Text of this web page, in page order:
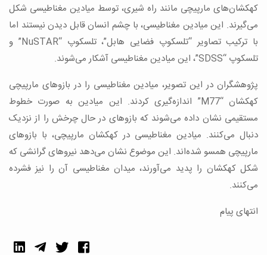
کهکشان‌های مارپیچی مانند راه شیری، توسط میادین مغناطیسی شکل
می‌گیرند. این میادین مغناطیسی، با چشم انسان قابل دیدن نیستند اما
با ترکیب تصاویر “تلسکوپ فضایی هابل”، تلسکوپ “NuSTAR” و
تلسکوپ “SDSS”، این میادین مغناطیسی آشکار می‌شوند.
پژوهشگران در این تصویر، میادین مغناطیسی را در بازوهای مارپیچی
کهکشان “M77” اندازه‌گیری کردند. این میادین به صورت خطوط
مستقیمی نشان داده می‌شوند که بازوهای در حال چرخش را از نزدیک
دنبال می‌کنند. میادین مغناطیسی در کهکشان مارپیچی، با بازوهای
مارپیچی همسو شده‌اند. این موضوع نشان می‌دهد نیروهای گرانشی که
شکل کهکشان را پدید می‌آورند، میدان مغناطیسی آن را نیز فشرده
می‌کنند.
انتهای پیام